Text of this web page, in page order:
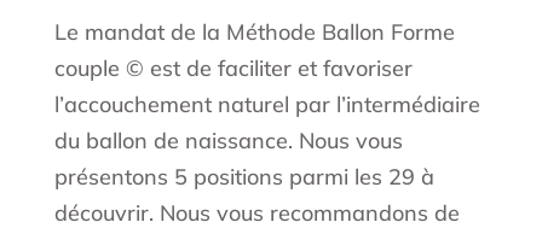
Le mandat de la Méthode Ballon Forme
couple © est de faciliter et favoriser
l’accouchement naturel par l’intermédiaire
du ballon de naissance. Nous vous
présentons 5 positions parmi les 29 à
découvrir. Nous vous recommandons de